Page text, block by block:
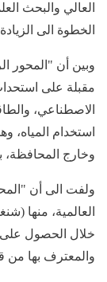
العالي والبحث
الخطوة الى
وبين أن "المحور
مقبلة على
الاصطناعي،
استخدام المياه،
وخارج المحافظة،
ولفت الى أن
العالمية، منها
خلال الحصول على
والمعترف بها من